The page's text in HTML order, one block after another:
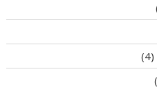
(4)